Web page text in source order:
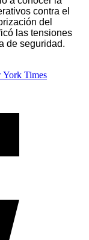
contra el
del
las tensiones
de seguridad.
York Times